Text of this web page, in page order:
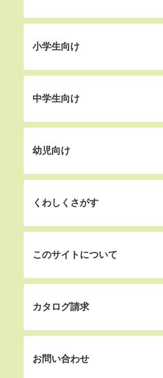
小学生向け
中学生向け
幼児向け
くわしくさがす
このサイトについて
カタログ請求
お問い合わせ